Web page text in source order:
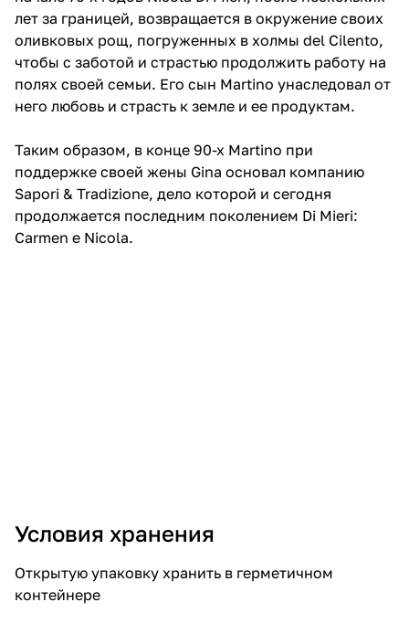
лет за границей, возвращается в окружение своих
оливковых рощ, погруженных в холмы del Cilento,
чтобы с заботой и страстью продолжить работу на
полях своей семьи. Его сын Martino унаследовал от
него любовь и страсть к земле и ее продуктам.
Таким образом, в конце 90-х Martino при
поддержке своей жены Gina основал компанию
Sapori & Tradizione, дело которой и сегодня
продолжается последним поколением Di Mieri:
Carmen e Nicola.
Условия хранения
Открытую упаковку хранить в герметичном
контейнере